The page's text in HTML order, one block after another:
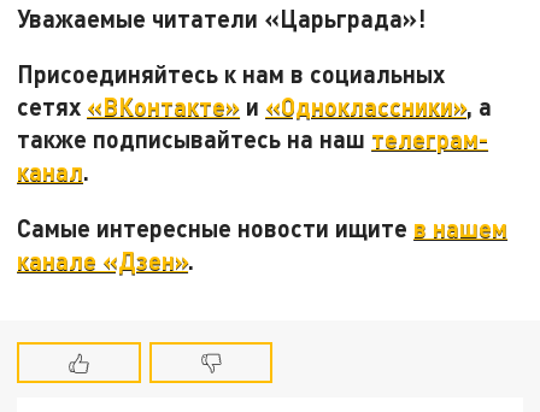
Уважаемые читатели «Царьграда»!
Присоединяйтесь к нам в социальных
сетях «ВКонтакте» и «Одноклассники», а
также подписывайтесь на наш телеграм-
канал.
Самые интересные новости ищите в нашем
канале «Дзен».